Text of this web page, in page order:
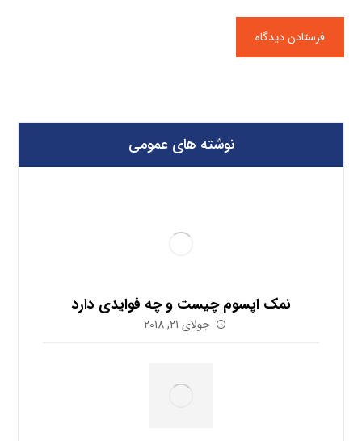
نوشته های عمومی
نمک اپسوم چیست و چه فوایدی دارد
جولای 21, 2018